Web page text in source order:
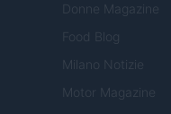
Donne Magazine
Food Blog
Milano Notizie
Motor Magazine